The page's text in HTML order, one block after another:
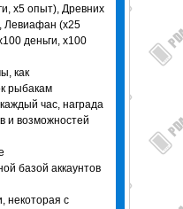
х5 опыт), Древних
Левиафан (х25
деньги, х100
как
рыбакам
час, награда
и возможностей
базой аккаунтов
некоторая с